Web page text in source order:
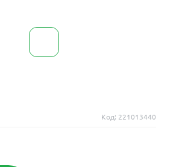
Код: 221013440